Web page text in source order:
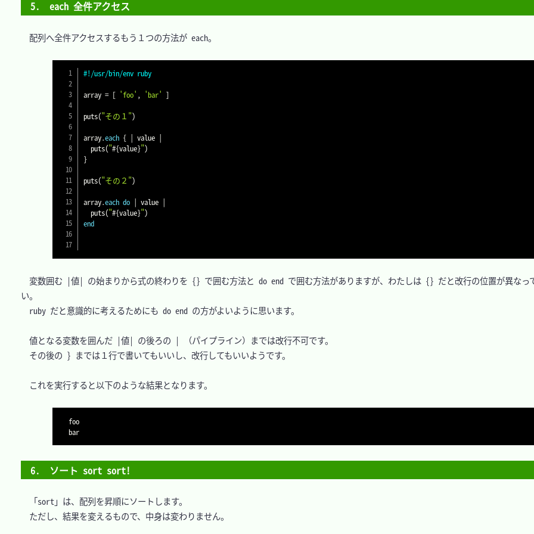
5.　each 全件アクセス
配列へ全件アクセスするもう１つの方法が each。
#!/usr/bin/env ruby
array = [ 'foo' , 'bar' ]
puts("その１")
array.each { | value |
  puts
("#{value}")
}
puts("その２")
array.each do | value |
  puts
("#{value}")
end
変数囲む |値| の始まりから式の終わりを {} で囲む方法と do end で囲む方法がありますが、わたしは {} だと改行の位置が異なっ
い。
ruby だと意識的に考えるためにも do end の方がよいように思います。
値となる変数を囲んだ |値| の後ろの | （パイプライン）までは改行不可です。
その後の } までは１行で書いてもいいし、改行してもいいようです。
これを実行すると以下のような結果となります。
foo
6.　ソート sort sort!
「sort」は、配列を昇順にソートします。
ただし、結果を変えるもので、中身は変わりません。